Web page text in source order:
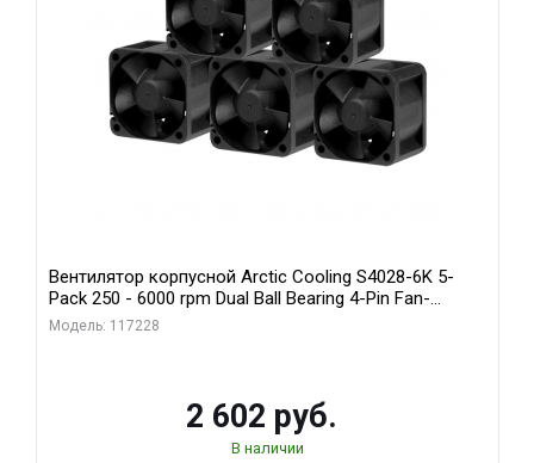
Вентилятор корпусной Arctic Cooling S4028-6K 5-
Pack 250 - 6000 rpm Dual Ball Bearing 4-Pin Fan-
Connector (ACFAN00273A)
Модель: 117228
2 602 руб.
В наличии